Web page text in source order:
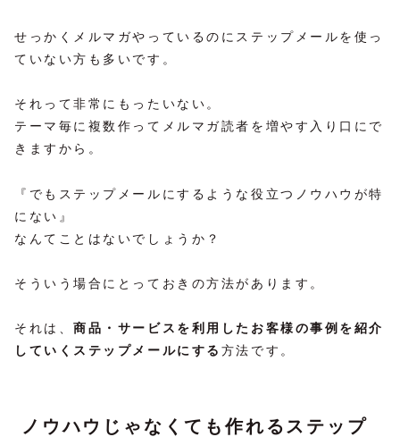
せっかくメルマガやっているのにステップメールを使っ
ていない方も多いです。
それって非常にもったいない。
テーマ毎に複数作ってメルマガ読者を増やす入り口にで
きますから。
『でもステップメールにするような役立つノウハウが特
にない』
なんてことはないでしょうか？
そういう場合にとっておきの方法があります。
それは、商品・サービスを利用したお客様の事例を紹介
していくステップメールにする 方法です。
ノウハウじゃなくても作れるステップ